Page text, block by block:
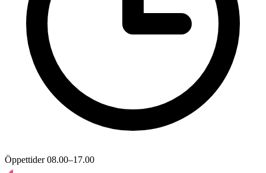
Öppettider 08.00–17.00